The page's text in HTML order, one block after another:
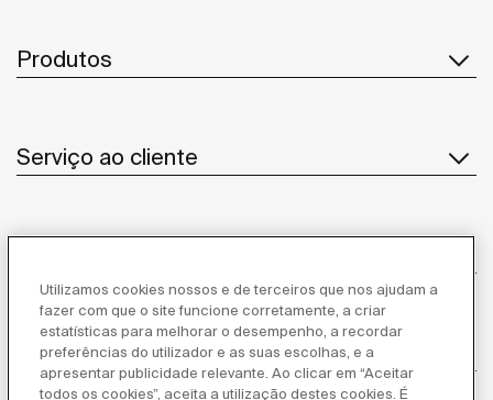
Produtos
Serviço ao cliente
Inspiração
Utilizamos cookies nossos e de terceiros que nos ajudam a
fazer com que o site funcione corretamente, a criar
estatísticas para melhorar o desempenho, a recordar
preferências do utilizador e as suas escolhas, e a
apresentar publicidade relevante. Ao clicar em “Aceitar
todos os cookies”, aceita a utilização destes cookies. É